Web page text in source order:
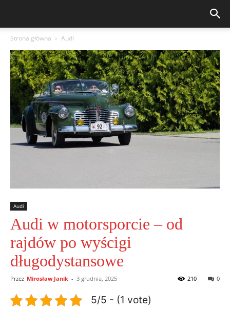
Strona główna Audi
Audi
Audi w motorsporcie – od
rajdów po wyścigi
długodystansowe
Przez Mirosław Janik - 3 grudnia, 2025 0
210
5/5 - (1 vote)